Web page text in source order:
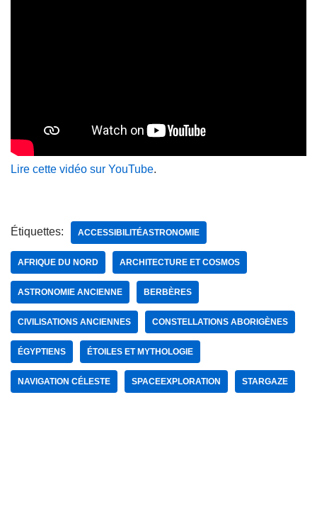
Lire cette vidéo sur YouTube.
Étiquettes: ACCESSIBILITÉASTRONOMIE
AFRIQUE DU NORD ARCHITECTURE ET COSMOS
ASTRONOMIE ANCIENNE BERBÈRES
CIVILISATIONS ANCIENNES CONSTELLATIONS ABORIGÈNES
ÉGYPTIENS ÉTOILES ET MYTHOLOGIE
NAVIGATION CÉLESTE SPACEEXPLORATION STARGAZE